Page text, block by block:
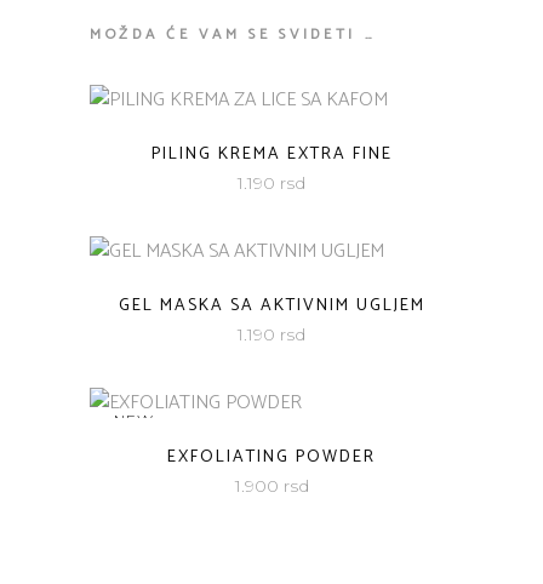
MOŽDA ĆE VAM SE SVIDETI …
PILING KREMA EXTRA FINE
1.190 rsd
GEL MASKA SA AKTIVNIM UGLJEM
1.190 rsd
NEW
EXFOLIATING POWDER
1.900 rsd